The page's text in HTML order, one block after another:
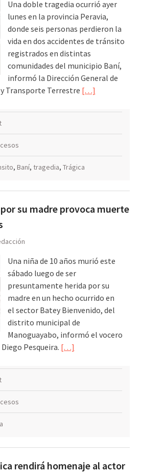
Una doble tragedia ocurrió ayer
lunes en la provincia Peravia,
donde seis personas perdieron la
vida en dos accidentes de tránsito
registrados en distintas
comunidades del municipio Baní,
informó la Dirección General de
Transporte Terrestre […]
, Baní, tragedia, Trágica
su madre provoca muerte
Una niña de 10 años murió este
sábado luego de ser
presuntamente herida por su
madre en un hecho ocurrido en
el sector Batey Bienvenido, del
distrito municipal de
Manoguayabo, informó el vocero
Pesqueira. […]
rendirá homenaje al actor